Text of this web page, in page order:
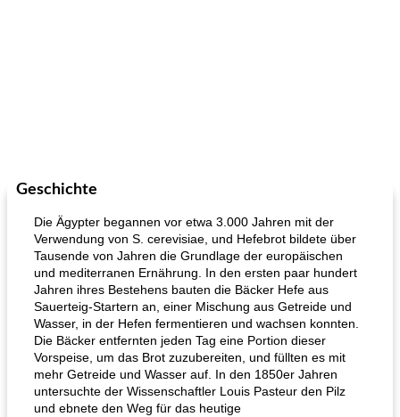
Geschichte
Die Ägypter begannen vor etwa 3.000 Jahren mit der
Verwendung von S. cerevisiae, und Hefebrot bildete über
Tausende von Jahren die Grundlage der europäischen
und mediterranen Ernährung. In den ersten paar hundert
Jahren ihres Bestehens bauten die Bäcker Hefe aus
Sauerteig-Startern an, einer Mischung aus Getreide und
Wasser, in der Hefen fermentieren und wachsen konnten.
Die Bäcker entfernten jeden Tag eine Portion dieser
Vorspeise, um das Brot zuzubereiten, und füllten es mit
mehr Getreide und Wasser auf. In den 1850er Jahren
untersuchte der Wissenschaftler Louis Pasteur den Pilz
und ebnete den Weg für das heutige